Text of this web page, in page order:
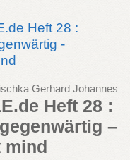
Gerhard Johannes
Heft 28 :
–
mind